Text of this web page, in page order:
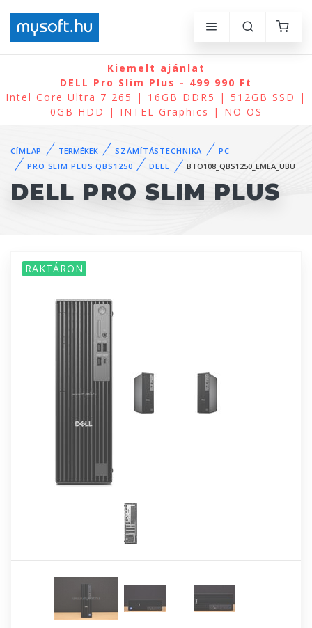
Kiemelt ajánlat
DELL Pro Slim Plus - 499 990 Ft
Intel Core Ultra 7 265 | 16GB DDR5 | 512GB SSD |
0GB HDD | INTEL Graphics | NO OS
CÍMLAP TERMÉKEK SZÁMÍTÁSTECHNIKA
PC
PRO SLIM PLUS QBS1250
DELL BTO108_QBS1250_EMEA_UBU
DELL PRO SLIM PLUS
RAKTÁRON